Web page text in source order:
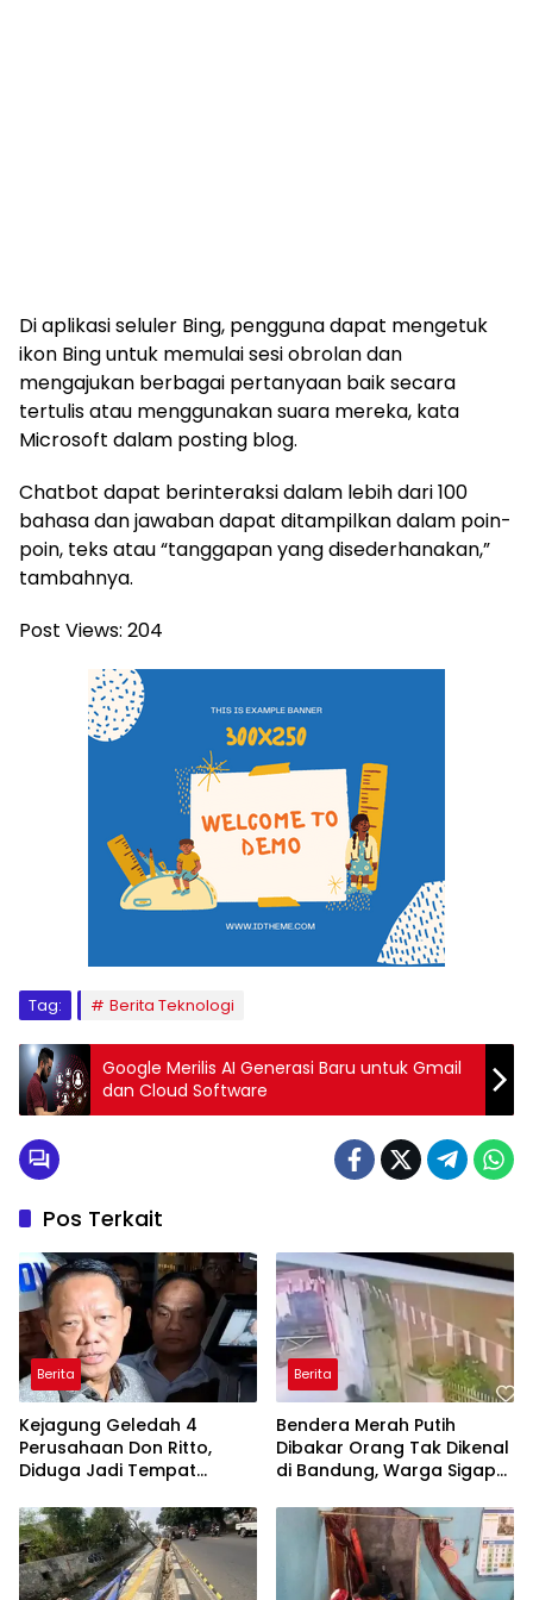
Di aplikasi seluler Bing, pengguna dapat mengetuk
ikon Bing untuk memulai sesi obrolan dan
mengajukan berbagai pertanyaan baik secara
tertulis atau menggunakan suara mereka, kata
Microsoft dalam posting blog.
Chatbot dapat berinteraksi dalam lebih dari 100
bahasa dan jawaban dapat ditampilkan dalam poin-
poin, teks atau “tanggapan yang disederhanakan,”
tambahnya.
Post Views: 204
Tag: Berita Teknologi
Google Merilis AI Generasi Baru untuk Gmail
dan Cloud Software
Pos Terkait
Berita
Kejagung Geledah 4
Perusahaan Don Ritto,
Diduga Jadi Tempat
Jampidsus Febrie
Berita
Bendera Merah Putih
Dibakar Orang Tak Dikenal
di Bandung, Warga Sigap